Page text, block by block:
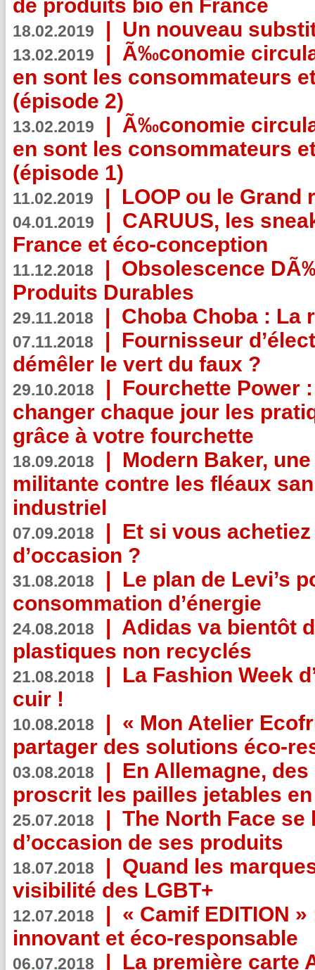
de produits bio en France
18.02.2019 | Un nouveau
13.02.2019 | Ã‰conomie
en sont les consommateurs
(épisode 2)
13.02.2019 | Ã‰conomie
en sont les consommateurs
(épisode 1)
11.02.2019 | LOOP ou le Grand
04.01.2019 | CARUUS, les
France et éco-conception
11.12.2018 | Obsolescence
Produits Durables
29.11.2018 | Choba Choba : La
07.11.2018 | Fournisseur
démêler le vert du faux ?
29.10.2018 | Fourchette Power
changer chaque jour les
grâce à votre fourchette
18.09.2018 | Modern Baker,
militante contre les fléaux
industriel
07.09.2018 | Et si vous
d’occasion ?
31.08.2018 | Le plan de Levi’s
consommation d’énergie
24.08.2018 | Adidas va bientôt
plastiques non recyclés
21.08.2018 | La Fashion Week
cuir !
10.08.2018 | « Mon Atelier
partager des solutions éco-
03.08.2018 | En Allemagne,
proscrit les pailles jetables
25.07.2018 | The North Face se
d’occasion de ses produits
18.07.2018 | Quand les
visibilité des LGBT+
12.07.2018 | « Camif EDITION
innovant et éco-responsable
06.07.2018 | La première carte